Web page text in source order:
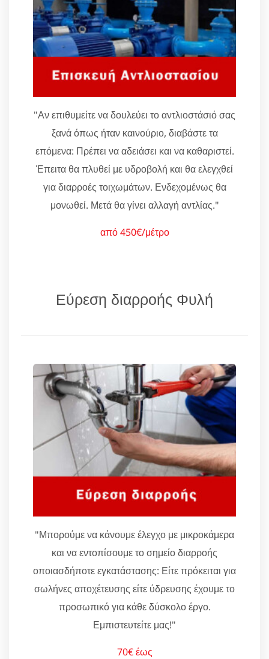
"Αν επιθυμείτε να δουλεύει το αντλιοστάσιό σας
ξανά όπως ήταν καινούριο, διαβάστε τα
επόμενα: Πρέπει να αδειάσει και να καθαριστεί.
Έπειτα θα πλυθεί με υδροβολή και θα ελεγχθεί
για διαρροές τοιχωμάτων. Ενδεχομένως θα
μονωθεί. Μετά θα γίνει αλλαγή αντλίας."
από 450€/μέτρο
Εύρεση διαρροής Φυλή
"Μπορούμε να κάνουμε έλεγχο με μικροκάμερα
και να εντοπίσουμε το σημείο διαρροής
οποιασδήποτε εγκατάστασης: Είτε πρόκειται για
σωλήνες αποχέτευσης είτε ύδρευσης έχουμε το
προσωπικό για κάθε δύσκολο έργο.
Εμπιστευτείτε μας!"
70€ έως